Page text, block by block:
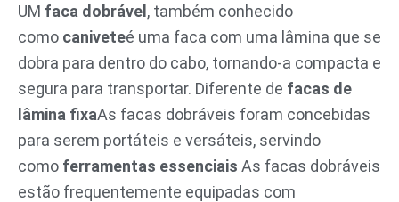
UM faca dobrável, também conhecido
como caniveteé uma faca com uma lâmina que se
dobra para dentro do cabo, tornando-a compacta e
segura para transportar. Diferente de facas de
lâmina fixaAs facas dobráveis foram concebidas
para serem portáteis e versáteis, servindo
como ferramentas essenciais As facas dobráveis
estão frequentemente equipadas com